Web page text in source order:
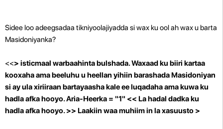
Sidee loo adeegsadaa tikniyoolajiyadda si wax ku ool ah wax u barta
Masidoniyanka?
<<> isticmaal warbaahinta bulshada. Waxaad ku biiri kartaa
kooxaha ama beeluhu u heellan yihiin barashada Masidoniyan
si ay ula xiriiraan bartayaasha kale ee luqadaha ama kuwa ku
hadla afka hooyo.Aria-Heerka = "1" << La hadal dadka ku
hadla afka hooyo.>> Laakiin waa muhiim in la xasuusto >